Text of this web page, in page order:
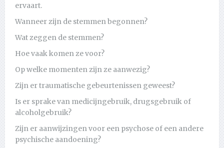
ervaart.
Wanneer zijn de stemmen begonnen?
Wat zeggen de stemmen?
Hoe vaak komen ze voor?
Op welke momenten zijn ze aanwezig?
Zijn er traumatische gebeurtenissen geweest?
Is er sprake van medicijngebruik, drugsgebruik of
alcoholgebruik?
Zijn er aanwijzingen voor een psychose of een andere
psychische aandoening?